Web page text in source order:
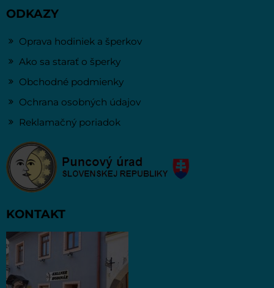
ODKAZY
Oprava hodiniek a šperkov
Ako sa starať o šperky
Obchodné podmienky
Ochrana osobných údajov
Reklamačný poriadok
KONTAKT